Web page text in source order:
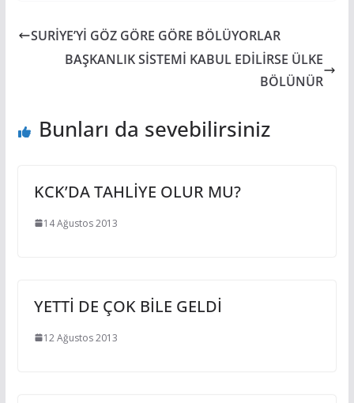
SURİYE’Yİ GÖZ GÖRE GÖRE BÖLÜYORLAR
BAŞKANLIK SİSTEMİ KABUL EDİLİRSE ÜLKE
BÖLÜNÜR
Bunları da sevebilirsiniz
KCK’DA TAHLİYE OLUR MU?
14 Ağustos 2013
YETTİ DE ÇOK BİLE GELDİ
12 Ağustos 2013